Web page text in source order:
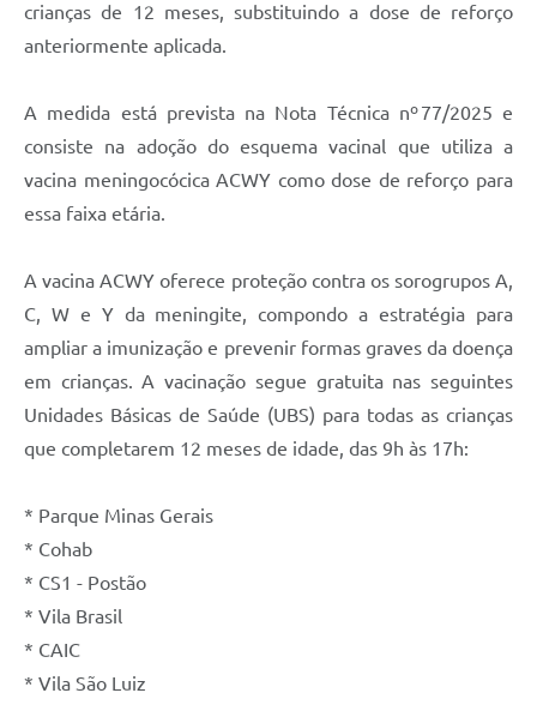
crianças de 12 meses, substituindo a dose de reforço
anteriormente aplicada.
A medida está prevista na Nota Técnica nº 77/2025 e
consiste na adoção do esquema vacinal que utiliza a
vacina meningocócica ACWY como dose de reforço para
essa faixa etária.
A vacina ACWY oferece proteção contra os sorogrupos A,
C, W e Y da meningite, compondo a estratégia para
ampliar a imunização e prevenir formas graves da doença
em crianças. A vacinação segue gratuita nas seguintes
Unidades Básicas de Saúde (UBS) para todas as crianças
que completarem 12 meses de idade, das 9h às 17h:
* Parque Minas Gerais
* Cohab
* CS1 - Postão
* Vila Brasil
* CAIC
* Vila São Luiz